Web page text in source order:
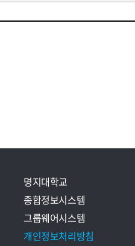
명지대학교
종합정보시스템
그룹웨어시스템
개인정보처리방침